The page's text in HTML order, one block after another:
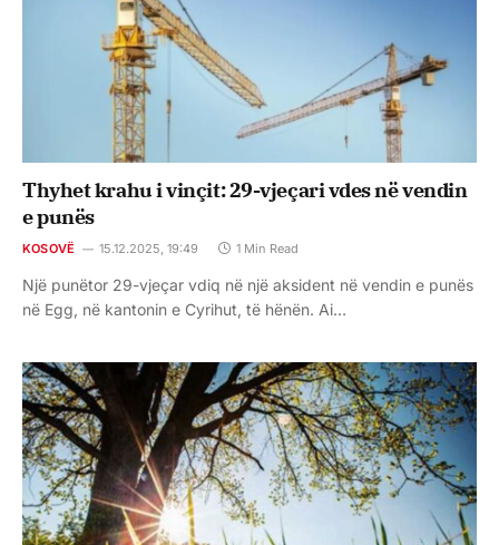
Thyhet krahu i vinçit: 29-vjeçari vdes në vendin
e punës
KOSOVË 15.12.2025, 19:49 1 Min Read
Një punëtor 29-vjeçar vdiq në një aksident në vendin e punës
në Egg, në kantonin e Cyrihut, të hënën. Ai…